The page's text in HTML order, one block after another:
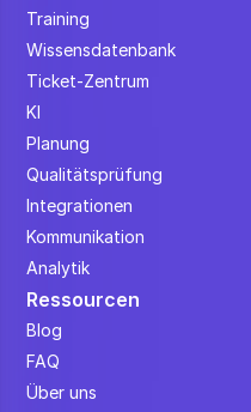
Training
Wissensdatenbank
Ticket-Zentrum
KI
Planung
Qualitätsprüfung
Integrationen
Kommunikation
Analytik
Ressourcen
Blog
FAQ
Über uns